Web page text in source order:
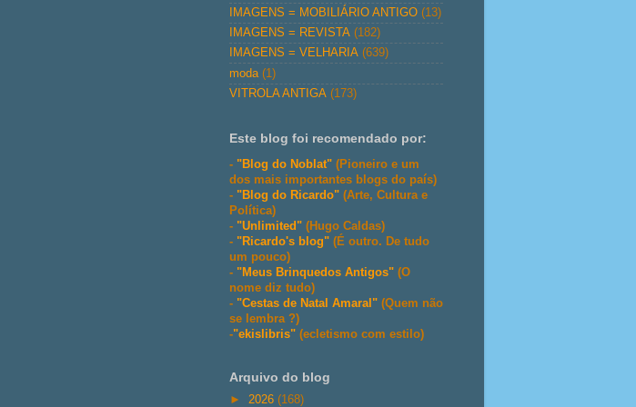
IMAGENS = MOBILIÁRIO ANTIGO (13)
IMAGENS = REVISTA (182)
IMAGENS = VELHARIA (639)
moda (1)
VITROLA ANTIGA (173)
Este blog foi recomendado por:
- "Blog do Noblat" (Pioneiro e um
dos mais importantes blogs do país)
- "Blog do Ricardo" (Arte, Cultura e
Política)
- "Unlimited" (Hugo Caldas)
- "Ricardo's blog" (É outro. De tudo
um pouco)
- "Meus Brinquedos Antigos" (O
nome diz tudo)
- "Cestas de Natal Amaral" (Quem não
se lembra ?)
-"ekislibris" (ecletismo com estilo)
Arquivo do blog
► 2026 (168)